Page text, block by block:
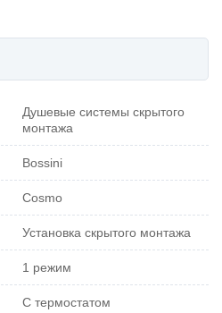
Душевые системы скрытого
монтажа
Bossini
Cosmo
Установка скрытого монтажа
1 режим
С термостатом